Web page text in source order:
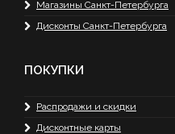
Магазины Санкт-Петербурга
Дисконты Санкт-Петербурга
ПОКУПКИ
Распродажи и скидки
Дисконтные карты